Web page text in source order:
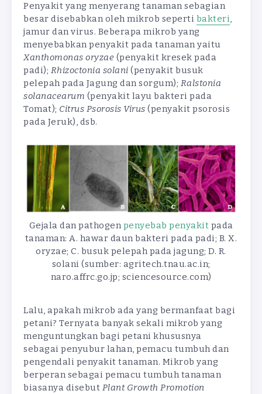
Penyakit yang menyerang tanaman sebagian
besar disebabkan oleh mikrob seperti bakteri,
jamur dan virus. Beberapa mikrob yang
menyebabkan penyakit pada tanaman yaitu
Xanthomonas oryzae (penyakit kresek pada
padi); Rhizoctonia solani (penyakit busuk
pelepah pada Jagung dan sorgum); Ralstonia
solanacearum (penyakit layu bakteri pada
Tomat); Citrus Psorosis Virus (penyakit psorosis
pada Jeruk), dsb.
Gejala dan pathogenpenyebab penyakit pada
tanaman: A. hawar daun bakteri pada padi; B. X.
oryzae; C. busuk pelepah pada jagung; D. R.
solani (sumber: agritech.tnau.ac.in;
naro.affrc.go.jp; sciencesource.com)
Lalu, apakah mikrob ada yang bermanfaat bagi
petani? Ternyata banyak sekali mikrob yang
menguntungkan bagi petani khususnya
sebagai penyubur lahan, pemacu tumbuh dan
pengendali penyakit tanaman. Mikrob yang
berperan sebagai pemacu tumbuh tanaman
biasanya disebut Plant Growth Promotion